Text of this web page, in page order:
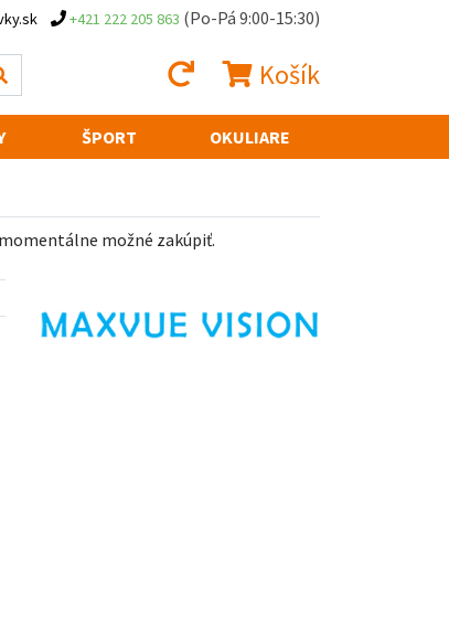
+421 222 205 863 (Po-Pá 9:00-15:30)
Košík
ŠPORT OKULIARE
možné zakúpiť.